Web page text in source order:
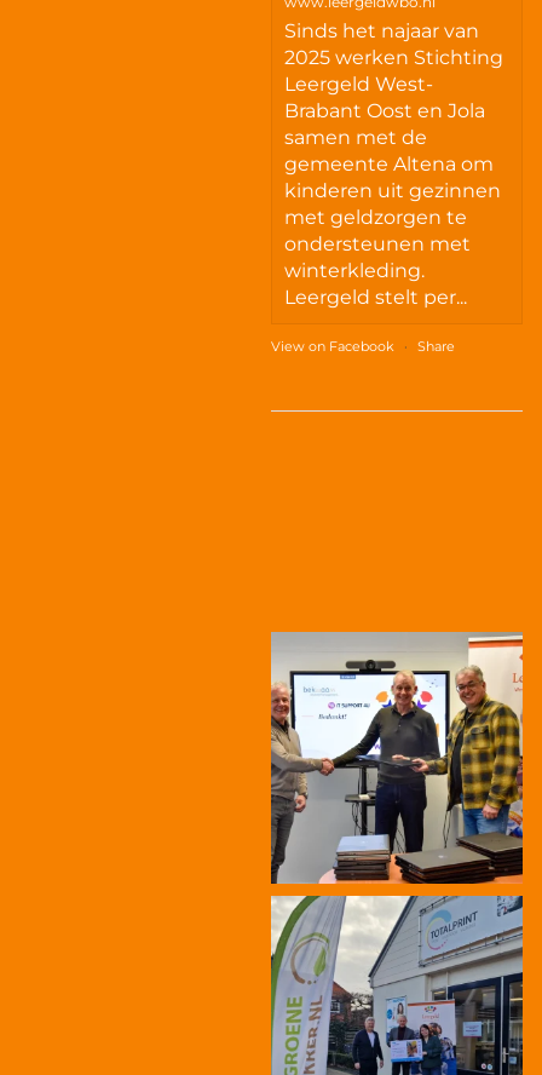
Sinds het najaar van
2025 werken Stichting
Leergeld West-
Brabant Oost en Jola
samen met de
gemeente Altena om
kinderen uit gezinnen
met geldzorgen te
ondersteunen met
winterkleding.
Leergeld stelt per...
View on Facebook · Share